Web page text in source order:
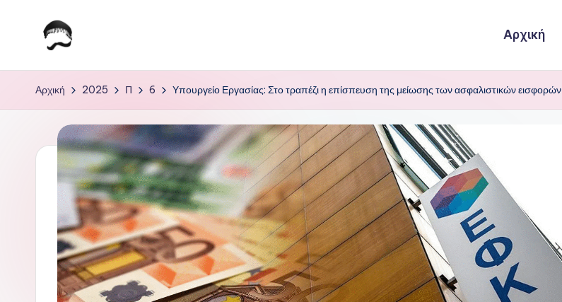
Μετάβαση
Τ
ο
α
Αρχική
Αρχική 2025 Π 6 Υπουργείο Εργασίας: Στο τραπέζι η επίσπευση της μείωσης των ασφαλιστικών εισφορών